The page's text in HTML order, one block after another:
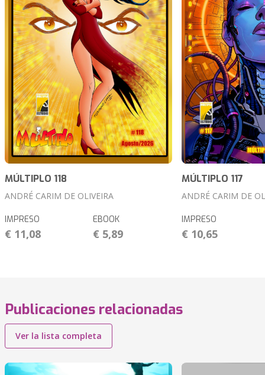
MÚLTIPLO 118
ANDRÉ CARIM DE OLIVEIRA
IMPRESO
€ 11,08
EBOOK
€ 5,89
MÚLTIPLO 117
ANDRÉ CARIM DE
IMPRESO
€ 10,65
Publicaciones relacionadas
Ver la lista completa